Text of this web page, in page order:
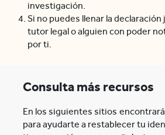
investigación.
Si no puedes llenar la
tutor legal o alguien con poder
por ti.
Consulta más recursos
En los siguientes sitios
para ayudarte a restablecer tu